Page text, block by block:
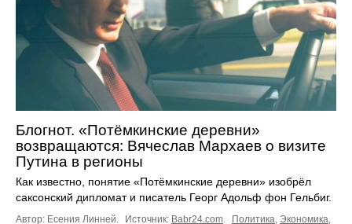
Блогнот. «Потёмкинские деревни»
возвращаются: Вячеслав Мархаев о визите
Путина в регионы
Как известно, понятие «Потёмкинские деревни» изобрёл
саксонский дипломат и писатель Георг Адольф фон Гельбиг.
Автор: Есения Линней. Источник: Babr24.com Политика Экономика